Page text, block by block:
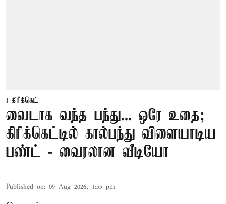
கிரிக்கெட்
வைடாக வந்த பந்து... ஒரே உதை;
கிரிக்கெட்டில் கால்பந்து விளையாடிய
பண்ட் - வைரலான வீடியோ
Published on: 09 Aug 2026, 1:55 pm